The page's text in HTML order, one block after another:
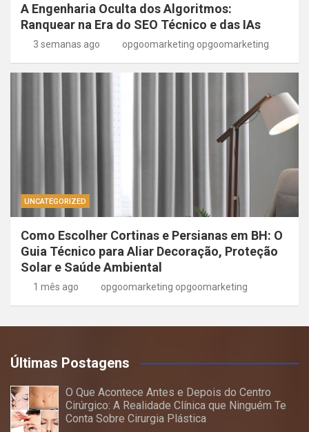
A Engenharia Oculta dos Algoritmos:
Ranquear na Era do SEO Técnico e das IAs
3 semanas ago opgoomarketing opgoomarketing
UNCATEGORIZED
Como Escolher Cortinas e Persianas em BH: O
Guia Técnico para Aliar Decoração, Proteção
Solar e Saúde Ambiental
1 mês ago opgoomarketing opgoomarketing
Últimas Postagens
O Que Acontece Antes e Depois do Centro
Cirúrgico: A Realidade Clínica que Ninguém Te
Conta Sobre Cirurgia Plástica